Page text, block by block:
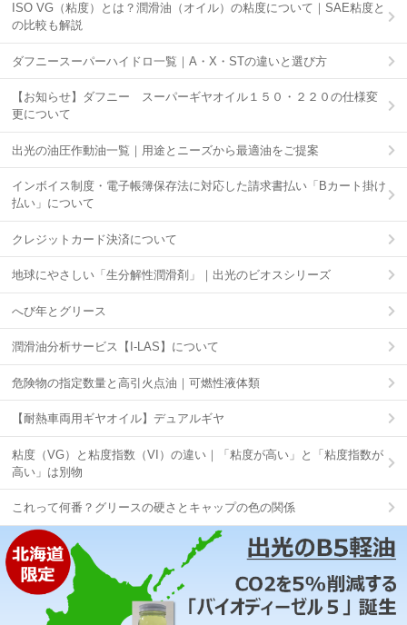
ISO VG（粘度）とは？潤滑油（オイル）の粘度について｜SAE粘度と
の比較も解説
ダフニースーパーハイドロ一覧｜A・X・STの違いと選び方
【お知らせ】ダフニー スーパーギヤオイル１５０・２２０の仕様変
更について
出光の油圧作動油一覧｜用途とニーズから最適油をご提案
インボイス制度・電子帳簿保存法に対応した請求書払い「Bカート掛け
払い」について
クレジットカード決済について
地球にやさしい「生分解性潤滑剤」｜出光のビオスシリーズ
へび年とグリース
潤滑油分析サービス【I-LAS】について
危険物の指定数量と高引火点油｜可燃性液体類
【耐熱車両用ギヤオイル】デュアルギヤ
粘度（VG）と粘度指数（VI）の違い｜「粘度が高い」と「粘度指数が
高い」は別物
これって何番？グリースの硬さとキャップの色の関係